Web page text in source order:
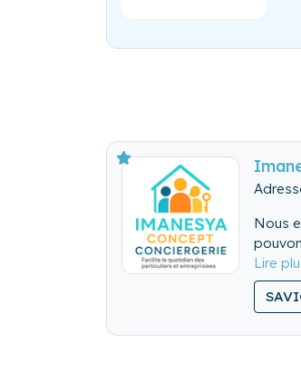
Nous
Nous
Nous